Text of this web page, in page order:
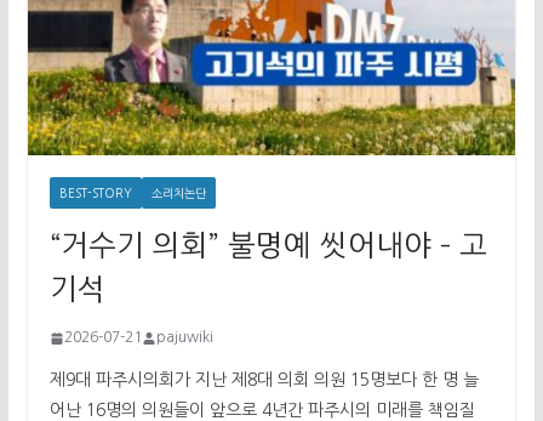
BEST-STORY 소리치논단
“거수기 의회” 불명예 씻어내야 – 고
기석
2026-07-21 pajuwiki
제9대 파주시의회가 지난 제8대 의회 의원 15명보다 한 명 늘
어난 16명의 의원들이 앞으로 4년간 파주시의 미래를 책임질